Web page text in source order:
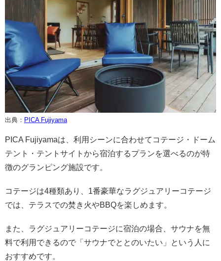
出典： PICA Fujiyama
PICA Fujiyamaは、利用シーンに合わせてコテージ・ドーム
テント・テントサイトから宿泊するプランを選べるのが特
徴のグランピング施設です。
コテージは4種類あり、1番豪華なラグジュアリーコテージ
では、テラスでの焚き火やBBQを楽しめます。
また、ラグジュアリーコテージに宿泊の場合、サウナを無
料で利用できるので「サウナでととのいたい」という人に
おすすめです。